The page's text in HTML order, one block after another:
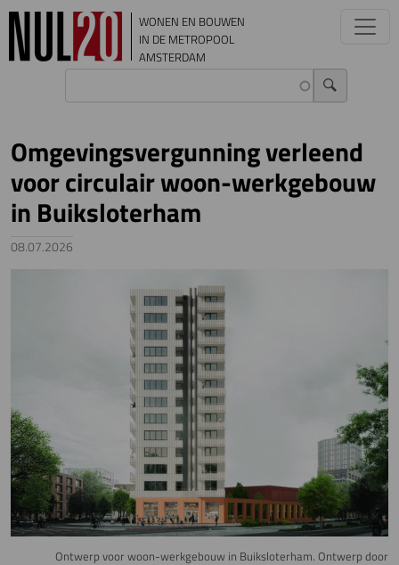
Overslaan en naar de inhoud gaan
WONEN EN BOUWEN
IN DE METROPOOL
AMSTERDAM
Omgevingsvergunning verleend
voor circulair woon-werkgebouw
in Buiksloterham
08.07.2026
Ontwerp voor woon-werkgebouw in Buiksloterham. Ontwerp door